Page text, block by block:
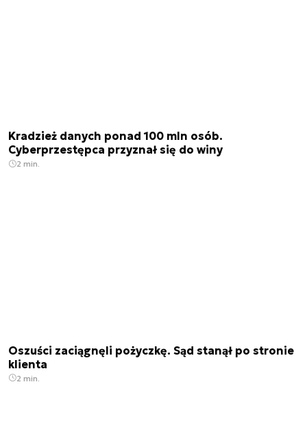
Kradzież danych ponad 100 mln osób.
Cyberprzestępca przyznał się do winy
2 min.
Oszuści zaciągnęli pożyczkę. Sąd stanął po stronie
klienta
2 min.